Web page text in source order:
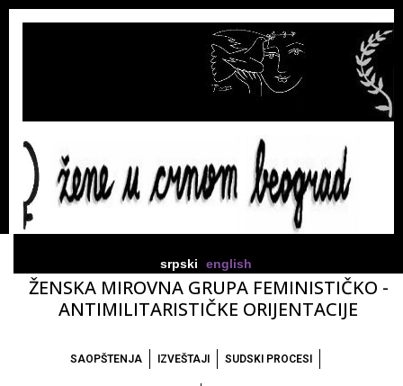
srpski english
ŽENSKA MIROVNA GRUPA FEMINISTIČKO -
ANTIMILITARISTIČKE ORIJENTACIJE
SAOPŠTENJA IZVEŠTAJI SUDSKI PROCESI